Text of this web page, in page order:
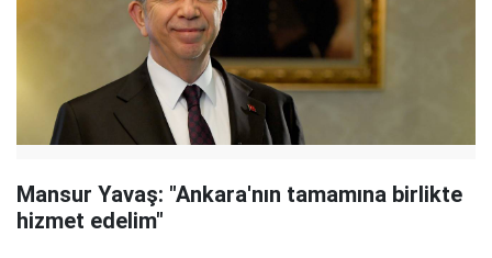
Mansur Yavaş: "Ankara'nın tamamına birlikte
hizmet edelim"